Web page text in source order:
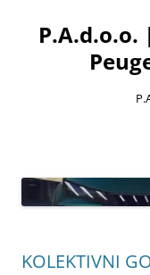
sadržaja
KOLEKTIVNI